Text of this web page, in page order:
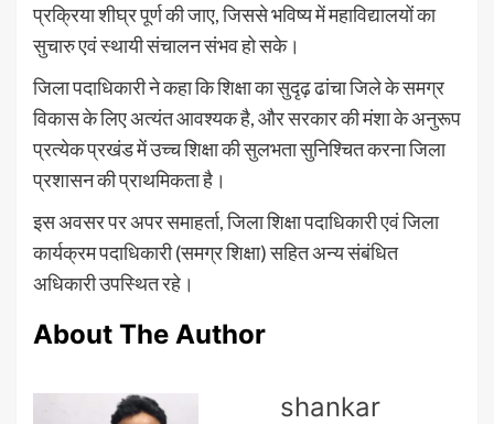
प्रक्रिया शीघ्र पूर्ण की जाए, जिससे भविष्य में महाविद्यालयों का
सुचारु एवं स्थायी संचालन संभव हो सके।
जिला पदाधिकारी ने कहा कि शिक्षा का सुदृढ़ ढांचा जिले के समग्र
विकास के लिए अत्यंत आवश्यक है, और सरकार की मंशा के अनुरूप
प्रत्येक प्रखंड में उच्च शिक्षा की सुलभता सुनिश्चित करना जिला
प्रशासन की प्राथमिकता है।
इस अवसर पर अपर समाहर्ता, जिला शिक्षा पदाधिकारी एवं जिला
कार्यक्रम पदाधिकारी (समग्र शिक्षा) सहित अन्य संबंधित
अधिकारी उपस्थित रहे।
About The Author
shankar